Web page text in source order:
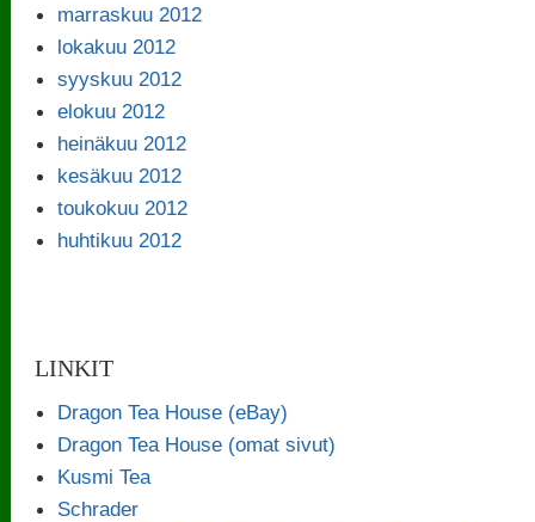
marraskuu 2012
lokakuu 2012
syyskuu 2012
elokuu 2012
heinäkuu 2012
kesäkuu 2012
toukokuu 2012
huhtikuu 2012
LINKIT
Dragon Tea House (eBay)
Dragon Tea House (omat sivut)
Kusmi Tea
Schrader